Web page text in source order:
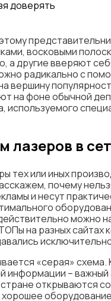
восковыми
другие вверяют
радикально с
вершину
на фоне обычной
используемого
лазеров в
тех или иных
почему
и несут
можно
на разных сайтах
«серая» схема.
информации –
открываются